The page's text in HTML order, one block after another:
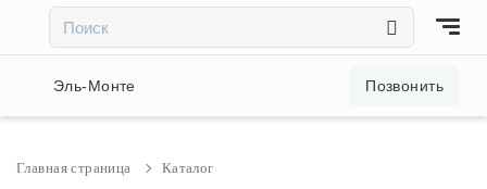
Акции и скидки
Эль-Монте Позвонить
Главная страница Каталог
××